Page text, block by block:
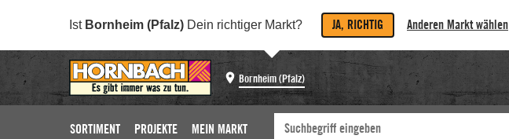
Ist Bornheim (Pfalz) Dein richtiger Markt? JA, RICHTIG Anderen Markt wählen
Bornheim (Pfalz)
SORTIMENT PROJEKTE MEIN MARKT